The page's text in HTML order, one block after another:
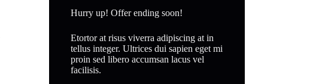
Hurry up! Offer ending soon!
Etortor at risus viverra adipiscing at in
tellus integer. Ultrices dui sapien eget mi
proin sed libero accumsan lacus vel
facilisis.